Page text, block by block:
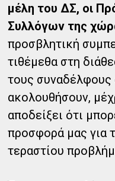
μέλη του ΔΣ, οι
Συλλόγων της
προσβλητική
τιθέμεθα στη
τους
ακολουθήσουν,
αποδείξει ότι
προσφορά μας για
τεραστίου